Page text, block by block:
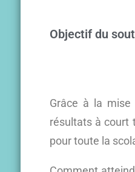
Objectif du
Grâce à la
résultats à court
pour toute la